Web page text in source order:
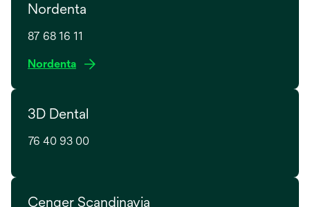
n
i
e
t
Nordenta
87 68 16 11
Nordentao
n
i
n
3D Dental
76 40 93 00
Cenger Scandinavia